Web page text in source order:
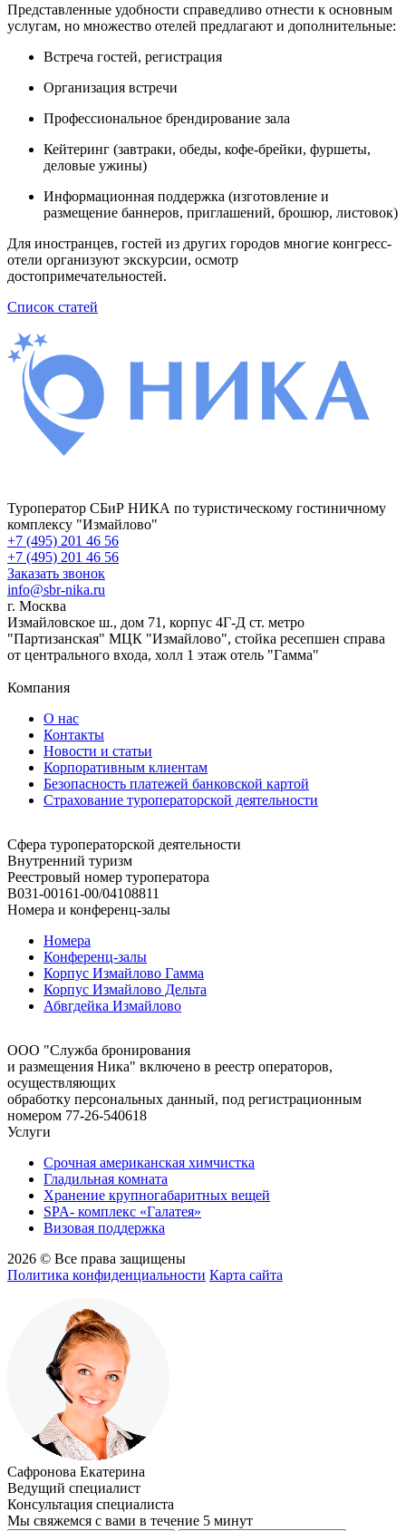
Представленные удобности справедливо отнести к основным
услугам, но множество отелей предлагают и дополнительные:
Встреча гостей, регистрация
Организация встречи
Профессиональное брендирование зала
Кейтеринг (завтраки, обеды, кофе-брейки, фуршеты,
деловые ужины)
Информационная поддержка (изготовление и
размещение баннеров, приглашений, брошюр, листовок)
Для иностранцев, гостей из других городов многие конгресс-
отели организуют экскурсии, осмотр
достопримечательностей.
Список статей
Туроператор СБиР НИКА по туристическому гостиничному
комплексу "Измайлово"
+7 (495) 201 46 56
+7 (495) 201 46 56
Заказать звонок
info@sbr-nika.ru
г. Москва
Измайловское ш., дом 71, корпус 4Г-Д ст. метро
"Партизанская" МЦК "Измайлово", стойка ресепшен справа
от центрального входа, холл 1 этаж отель "Гамма"
Компания
О нас
Контакты
Новости и статьи
Корпоративным клиентам
Безопасность платежей банковской картой
Страхование туроператорской деятельности
Сфера туроператорской деятельности
Внутренний туризм
Реестровый номер туроператора
В031-00161-00/04108811
Номера и конференц-залы
Номера
Конференц-залы
Корпус Измайлово Гамма
Корпус Измайлово Дельта
Абвгдейка Измайлово
ООО "Служба бронирования
и размещения Ника" включено в реестр операторов,
осуществляющих
обработку персональных данный, под регистрационным
номером 77-26-540618
Услуги
Срочная американская химчистка
Гладильная комната
Хранение крупногабаритных вещей
SPA- комплекс «Галатея»
Визовая поддержка
2026 © Все права защищены
Политика конфиденциальности Карта сайта
Сафронова Екатерина
Ведущий специалист
Консультация специалиста
Мы свяжемся с вами в течение 5 минут